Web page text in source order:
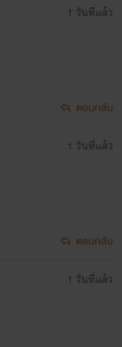
1 วันที่แล้ว
ตอบกลับ
1 วันที่แล้ว
ตอบกลับ
1 วันที่แล้ว